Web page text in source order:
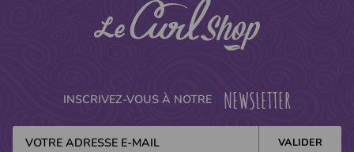
INSCRIVEZ-VOUS À NOTRE NEWSLETTER